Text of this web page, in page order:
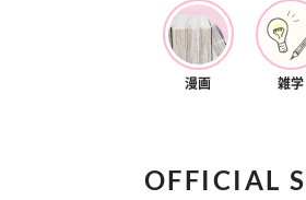
漫画 雑学
OFFICIAL